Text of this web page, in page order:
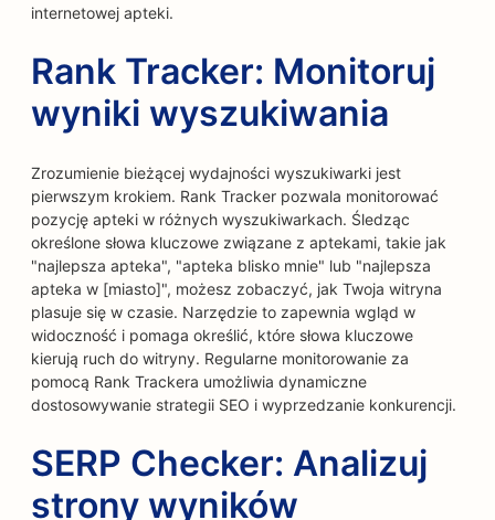
internetowej apteki.
Rank Tracker: Monitoruj
wyniki wyszukiwania
Zrozumienie bieżącej wydajności wyszukiwarki jest
pierwszym krokiem. Rank Tracker pozwala monitorować
pozycję apteki w różnych wyszukiwarkach. Śledząc
określone słowa kluczowe związane z aptekami, takie jak
"najlepsza apteka", "apteka blisko mnie" lub "najlepsza
apteka w [miasto]", możesz zobaczyć, jak Twoja witryna
plasuje się w czasie. Narzędzie to zapewnia wgląd w
widoczność i pomaga określić, które słowa kluczowe
kierują ruch do witryny. Regularne monitorowanie za
pomocą Rank Trackera umożliwia dynamiczne
dostosowywanie strategii SEO i wyprzedzanie konkurencji.
SERP Checker: Analizuj
strony wyników